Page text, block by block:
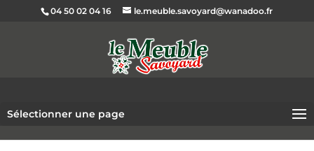
04 50 02 04 16 le.meuble.savoyard@wanadoo.fr
Sélectionner une page